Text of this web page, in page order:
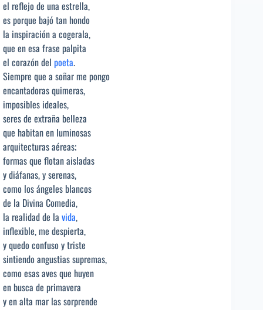
el reflejo de una estrella,
es porque bajó tan hondo
la inspiración a cogerala,
que en esa frase palpita
el corazón del poeta.
Siempre que a soñar me pongo
encantadoras quimeras,
imposibles ideales,
seres de extraña belleza
que habitan en luminosas
arquitecturas aéreas;
formas que flotan aisladas
y diáfanas, y serenas,
como los ángeles blancos
de la Divina Comedia,
la realidad de la vida,
inflexible, me despierta,
y quedo confuso y triste
sintiendo angustias supremas,
como esas aves que huyen
en busca de primavera
y en alta mar las sorprende